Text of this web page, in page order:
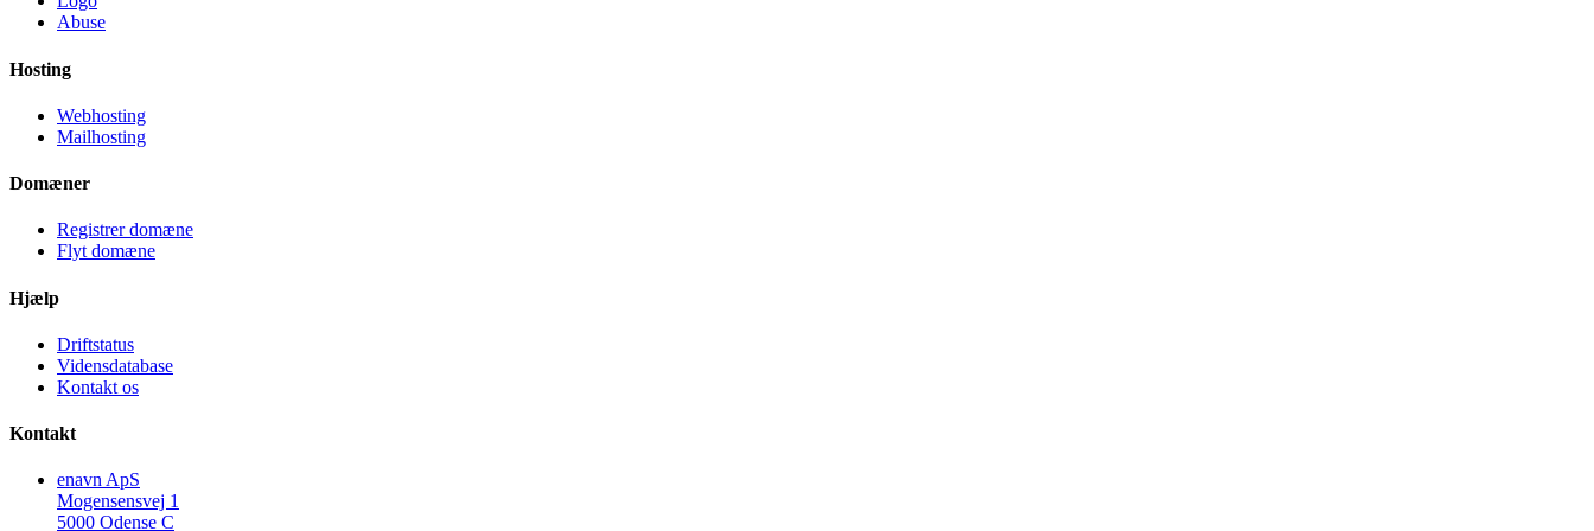
Abuse
Hosting
Webhosting
Mailhosting
Domæner
Registrer domæne
Flyt domæne
Hjælp
Driftstatus
Vidensdatabase
Kontakt os
Kontakt
enavn ApS
Mogensensvej 1
5000 Odense C